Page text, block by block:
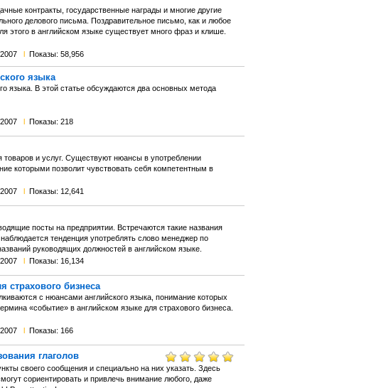
контракты, государственные награды и многие другие
делового письма. Поздравительное письмо, как и любое
в английском языке существует много фраз и клише.
l Показы: 58,956
языка
языка. В этой статье обсуждаются два основных метода
l Показы: 218
и услуг. Существуют нюансы в употреблении
которыми позволит чувствовать себя компетентным в
l Показы: 12,641
посты на предприятии. Встречаются такие названия
тенденция употреблять слово менеджер по
руководящих должностей в английском языке.
l Показы: 16,134
страхового бизнеса
с нюансами английского языка, понимание которых
«событие» в английском языке для страхового бизнеса.
l Показы: 166
глаголов
своего сообщения и специально на них указать. Здесь
сориентировать и привлечь внимание любого, даже